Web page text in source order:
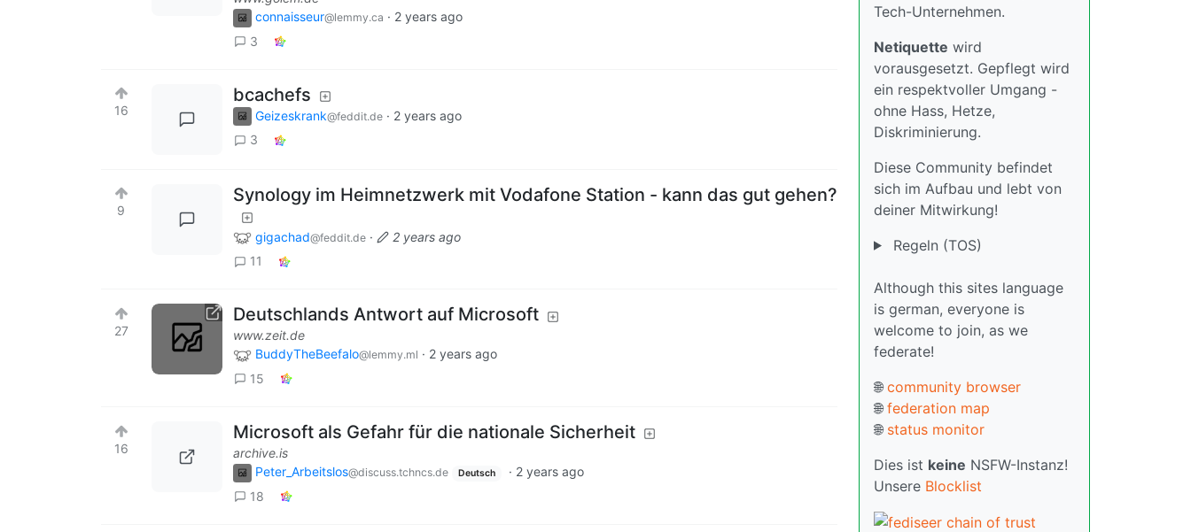
connaisseur@lemmy.ca · 2 years ago
3
16
bcachefs
Geizeskrank@feddit.de · 2 years ago
3
9
Synology im Heimnetzwerk mit Vodafone Station - kann das gut gehen?
gigachad@feddit.de ·
2 years ago
11
27
Deutschlands Antwort auf Microsoft
www.zeit.de
BuddyTheBeefalo@lemmy.ml · 2 years ago
15
16
Microsoft als Gefahr für die nationale Sicherheit
archive.is
Peter_Arbeitslos@discuss.tchncs.de Deutsch · 2 years ago
18
Tech-Unternehmen.
Netiquette wird
vorausgesetzt. Gepflegt wird
ein respektvoller Umgang -
ohne Hass, Hetze,
Diskriminierung.
Diese Community befindet
sich im Aufbau und lebt von
deiner Mitwirkung!
Regeln (TOS)
Although this sites language
is german, everyone is
welcome to join, as we
federate!
🌐 community browser
🌐 federation map
🌐 status monitor
Dies ist keine NSFW-Instanz!
Unsere Blocklist